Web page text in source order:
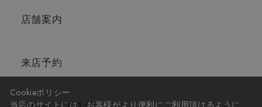
店舗案内
来店予約
Cookieポリシー